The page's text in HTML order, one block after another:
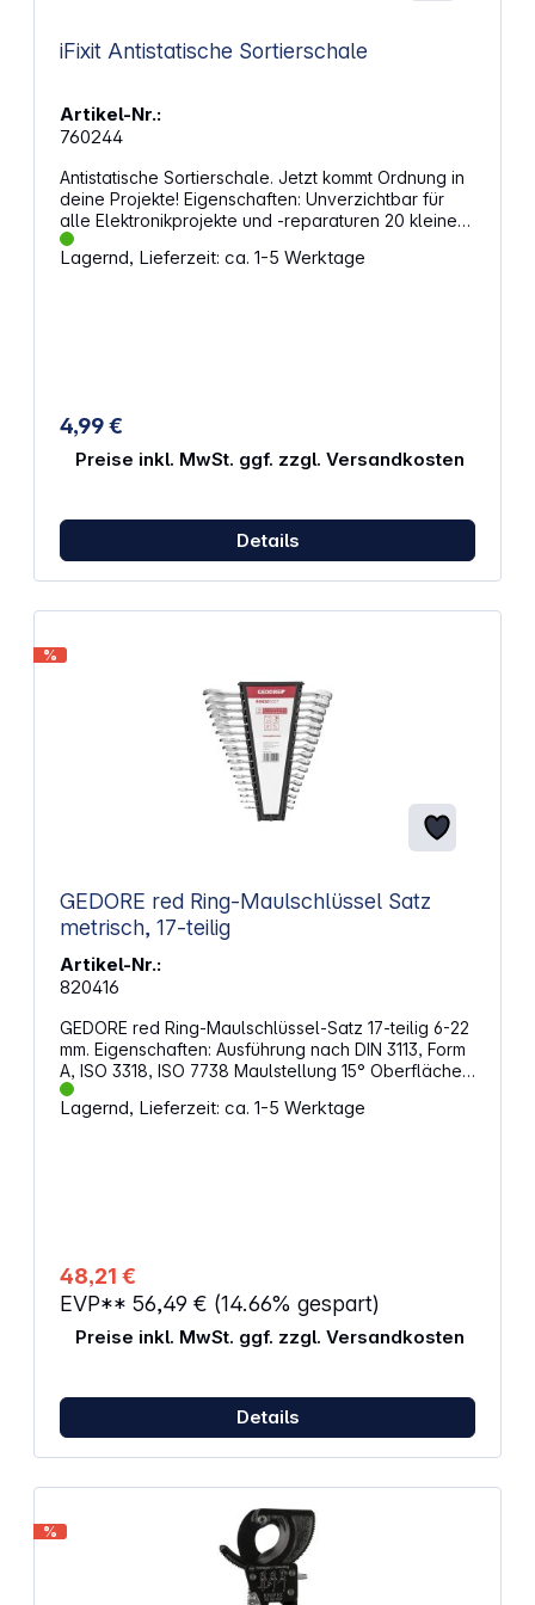
iFixit Antistatische Sortierschale
Artikel-Nr.:
760244
Antistatische Sortierschale. Jetzt kommt Ordnung in
deine Projekte! Eigenschaften: Unverzichtbar für
alle Elektronikprojekte und -reparaturen 20 kleine
Fächer für kleine Bauteile und Schrauben 2 große
Fächer für Werkzeuge und großen Teile Besteht
Lagernd, Lieferzeit: ca. 1-5 Werktage
4,99 €
Preise inkl. MwSt. ggf. zzgl. Versandkosten
Details
%
GEDORE red Ring-Maulschlüssel Satz
metrisch, 17-teilig
Artikel-Nr.:
820416
GEDORE red Ring-Maulschlüssel-Satz 17-teilig 6-22
mm. Eigenschaften: Ausführung nach DIN 3113, Form
A, ISO 3318, ISO 7738 Maulstellung 15° Oberfläche
matt-satiniert verchromt Chrom-Vanadium-Stahl
Ringmaulschlüssel 6 / 7 / 8 / 9 / 10 / 11 / 12 / 13 / 14 /
Lagernd, Lieferzeit: ca. 1-5 Werktage
48,21 €
EVP** 56,49 € (14.66% gespart)
Preise inkl. MwSt. ggf. zzgl. Versandkosten
Details
%